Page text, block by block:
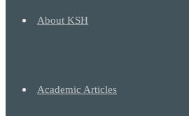
About KSH
Academic Articles